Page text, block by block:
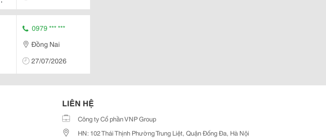
0979 *** ***
Đồng Nai
27/07/2026
LIÊN HỆ
Công ty Cổ phần VNP Group
HN: 102 Thái Thịnh Phường Trung Liệt, Quận Đống Đa, Hà Nội